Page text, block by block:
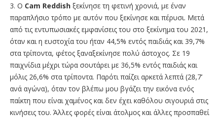
3. Ο Cam Reddish ξεκίνησε τη φετινή χρονιά, με έναν
παραπλήσιο τρόπο με αυτόν που ξεκίνησε και πέρυσι. Μετά
από τις εντυπωσιακές εμφανίσεις του στο ξεκίνημα του 2021,
όταν και η ευστοχία του ήταν 44,5% εντός παιδιάς και 39,7%
στα τρίποντα, φέτος ξαναξεκίνησε πολύ άστοχος. Σε 19
παιχνίδια μέχρι τώρα σουτάρει με 36,5% εντός παιδιάς και
μόλις 26,6% στα τρίποντα. Παρότι παίζει αρκετά λεπτά (28,7’
ανά αγώνα), όταν τον βλέπω μου βγάζει την εικόνα ενός
παίκτη που είναι χαμένος και δεν έχει καθόλου σιγουριά στις
κινήσεις του. Άλλες φορές είναι άτολμος και άλλες προσπαθεί